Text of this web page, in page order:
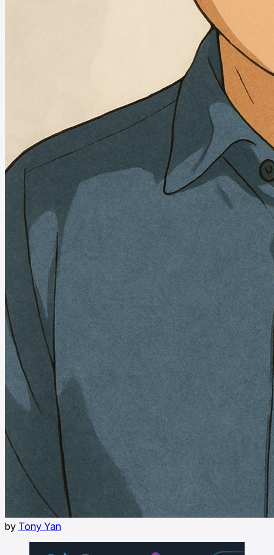
by Tony Yan